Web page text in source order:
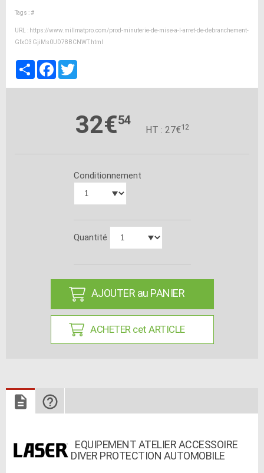
Tags :#
URL : https://www.millmatpro.com/prod-minuterie-de-mise-a-l-arret-de-debranchement-
GfxO3GjiMs0UD78BCNWT.html
PartagerFacebook
32€54
HT : 27€12
Conditionnement
Quantité
AJOUTER au PANIER
ACHETER cet ARTICLE
EQUIPEMENT ATELIER ACCESSOIRE
DIVER PROTECTION AUTOMOBILE